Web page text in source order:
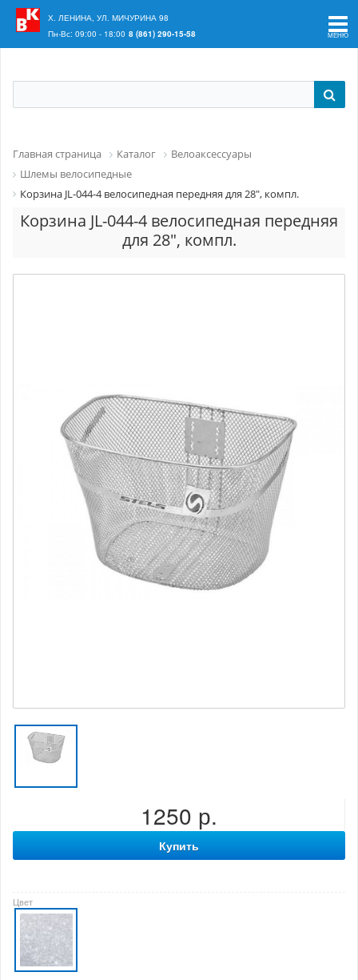
Ваш регион:
Х. ЛЕНИНА, УЛ. МИЧУРИНА 98
Пн-Вс: 09:00 - 18:00 8 (861) 290-15-58
Главная страница Каталог
Велоаксессуары
Шлемы велосипедные
Корзина JL-044-4 велосипедная передняя для 28", компл.
Корзина JL-044-4 велосипедная передняя
для 28", компл.
1250 р.
Купить
Цвет